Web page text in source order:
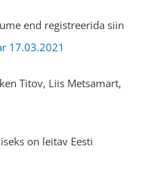
end registreerida siin
17.03.2021
Titov, Liis Metsamart,
on leitav Eesti